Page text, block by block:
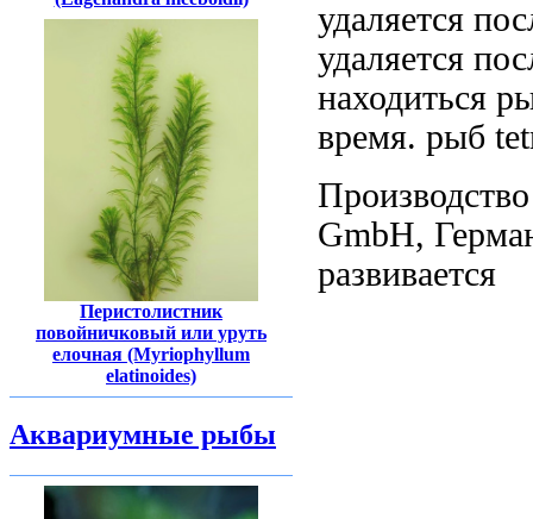
Перистолистник
повойничковый или уруть
елочная (Myriophyllum
elatinoides)
Аквариумные рыбы
удаляется
удаляется
находиться
время. рыб
GmbH,
развивается